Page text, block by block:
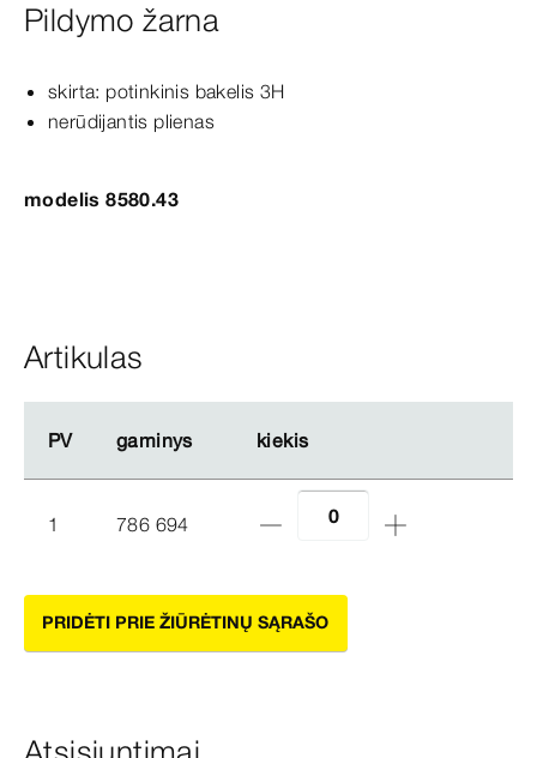
Pildymo žarna
skirta: potinkinis bakelis 3H
nerūdijantis plienas
modelis 8580.43
Artikulas
PV gaminys kiekis
PV gaminys kiekis
1 786 694
PRIDĖTI PRIE ŽIŪRĖTINŲ SĄRAŠO